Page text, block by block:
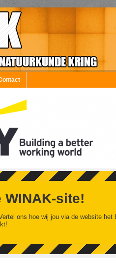
site!
ons hoe wij jou via de website het